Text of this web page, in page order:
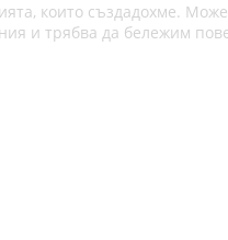
които създадохме.
и трябва да бележим